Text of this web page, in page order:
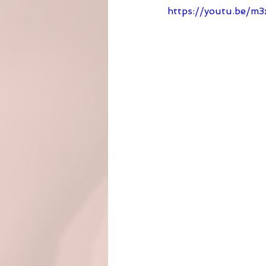
https://youtu.be/